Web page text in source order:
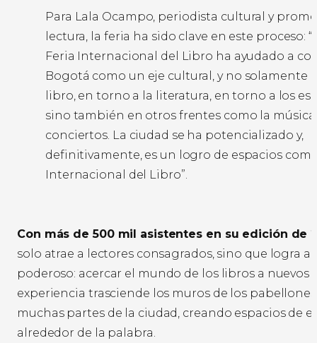
Para Lala Ocampo, periodista cultural y
lectura, la feria ha sido clave en este proceso:
Feria Internacional del Libro ha ayudado a
Bogotá como un eje cultural, y no solamente
libro, en torno a la literatura, en torno a los
sino también en otros frentes como la música
conciertos. La ciudad se ha potencializado y,
definitivamente, es un logro de espacios
Internacional del Libro”.
Con más de 500 mil asistentes en su edición de
solo atrae a lectores consagrados, sino que logra
poderoso: acercar el mundo de los libros a nuevos
experiencia trasciende los muros de los
muchas partes de la ciudad, creando espacios de
alrededor de la palabra.